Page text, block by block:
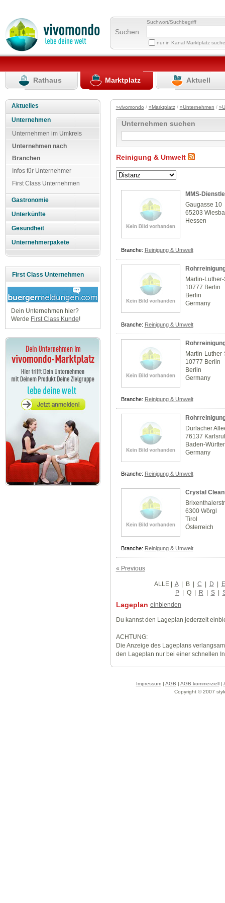
Suchen
Suchwort/Suchbegriff
nur in Kanal Marktplatz
Rathaus Marktplatz Aktuell
Aktuelles
Unternehmen
Unternehmen im Umkreis
Unternehmen nach
Branchen
Infos für Unternehmer
First Class Unternehmen
Gastronomie
Unterkünfte
Gesundheit
Unternehmerpakete
First Class Unternehmen
Dein Unternehmen hier?
Werde First Class Kunde!
»vivomondo / »Marktplatz/ »Unternehmen /
Unternehmen suchen
Reinigung & Umwelt
MMS-
Gaugasse 10
65203
Hessen
Branche: Reinigung & Umwelt
Martin-
10777 Berlin
Berlin
Germany
Branche: Reinigung & Umwelt
Martin-
10777 Berlin
Berlin
Germany
Branche: Reinigung & Umwelt
Durlacher
76137
Baden-
Germany
Branche: Reinigung & Umwelt
Crystal
6300 Wörgl
Tirol
Österreich
Branche: Reinigung & Umwelt
« Previous
ALLE| A | B | C | D | E
P | Q | R | S |
Lageplan einblenden
Du kannst den Lageplan jederzeit
ACHTUNG:
Die Anzeige des Lageplans
den Lageplan nur bei einer schnellen
Impressum| AGB | AGB kommerziell|
Copyright © 2007